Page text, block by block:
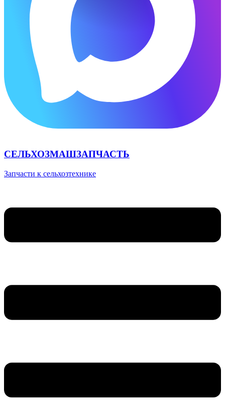
СЕЛЬХОЗМАШЗАПЧАСТЬ
Запчасти к сельхозтехнике